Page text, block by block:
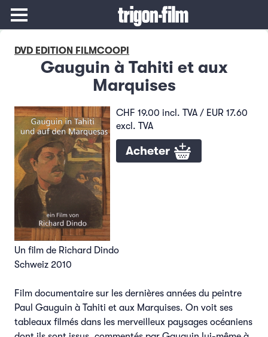
DVD EDITION FILMCOOPI
Gauguin à Tahiti et aux
Marquises
CHF 19.00 incl. TVA / EUR 17.60
excl. TVA
Acheter
Un film de Richard Dindo
Schweiz 2010
Film documentaire sur les dernières années du peintre
Paul Gauguin à Tahiti et aux Marquises. On voit ses
tableaux filmés dans les merveilleux paysages océaniens